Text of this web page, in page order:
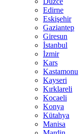
Edirne
Eskişehir
Gaziantep
Giresun
İstanbul
İzmir
Kars
Kastamonu
Kayseri
Kırklareli
Kocaeli
Konya
Kütahya
Manisa